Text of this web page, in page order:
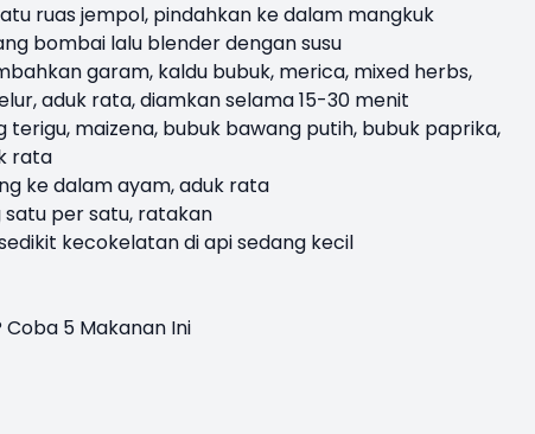
ruas jempol, pindahkan ke dalam mangkuk
bombai lalu blender dengan susu
garam, kaldu bubuk, merica, mixed herbs,
aduk rata, diamkan selama 15-30 menit
maizena, bubuk bawang putih, bubuk paprika,
rata
ke dalam ayam, aduk rata
per satu, ratakan
kecokelatan di api sedang kecil
Coba 5 Makanan Ini